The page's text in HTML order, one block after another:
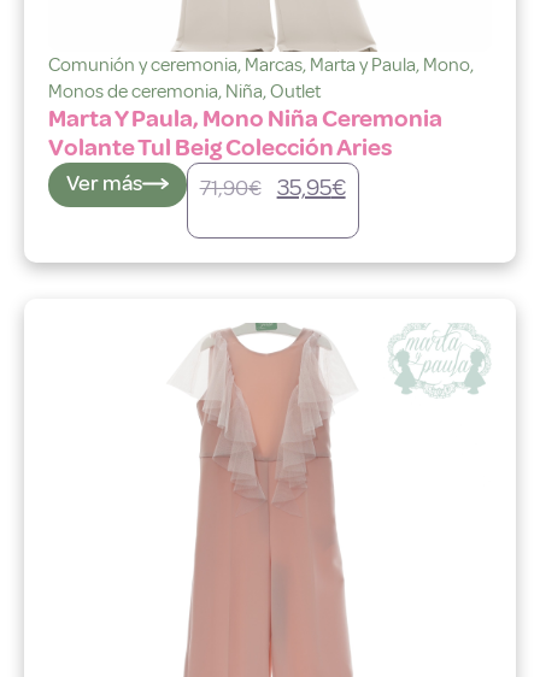
Comunión y ceremonia, Marcas, Marta y Paula, Mono,
Monos de ceremonia, Niña,Outlet
Marta Y Paula, Mono Niña Ceremonia
Volante Tul Beig Colección Aries
Ver más 71,90€ 35,95€